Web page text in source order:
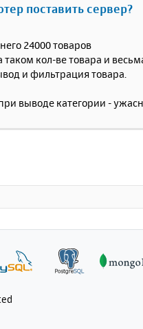
поставить сервер?
24000 товаров
кол-ве товара и
и фильтрация товара.
выводе категории -